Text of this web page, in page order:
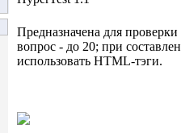
Предназначена для
вопрос - до 20; при
использовать HTML-тэги.